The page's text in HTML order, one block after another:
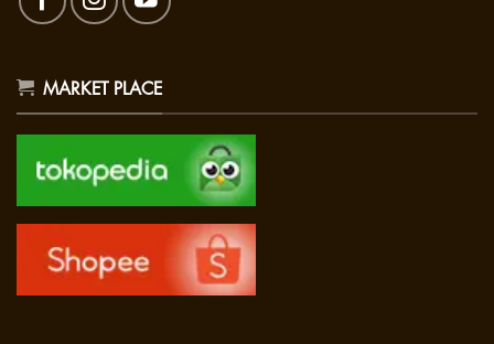
MARKET PLACE